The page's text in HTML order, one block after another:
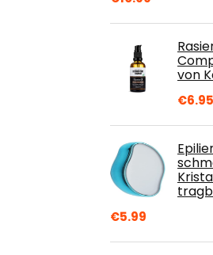
von
€6.95
€5.99